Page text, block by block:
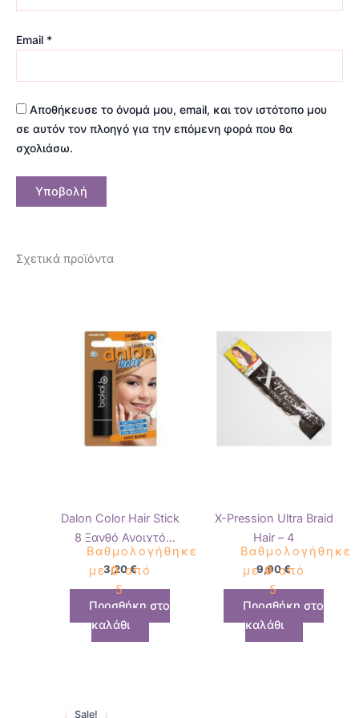
Email *
Αποθήκευσε το όνομά μου, email, και τον ιστότοπο μου
σε αυτόν τον πλοηγό για την επόμενη φορά που θα
σχολιάσω.
Σχετικά προϊόντα
Dalon Color Hair Stick
8 Ξανθό Ανοιχτό
4.5gr
Βαθμολογήθηκε
με0από
5
3,20€
Προσθήκη στο
καλάθι
X-Pression Ultra Braid
Hair – 4
Βαθμολογήθηκε
με0από
5
9,90€
Προσθήκη στο
καλάθι
Sale!
Sale!